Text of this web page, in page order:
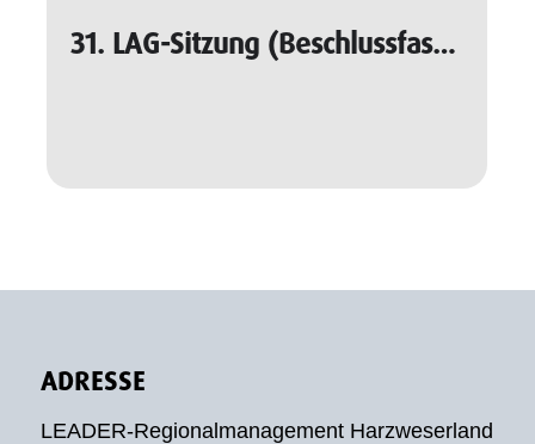
31. LAG-Sitzung (Beschlussfassung)
ADRESSE
LEADER-Regionalmanagement Harzweserland